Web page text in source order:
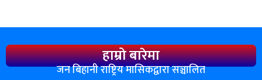
हाम्रो बारेमा
जन बिहानी राष्ट्रिय मासिकद्वारा सञ्चालित